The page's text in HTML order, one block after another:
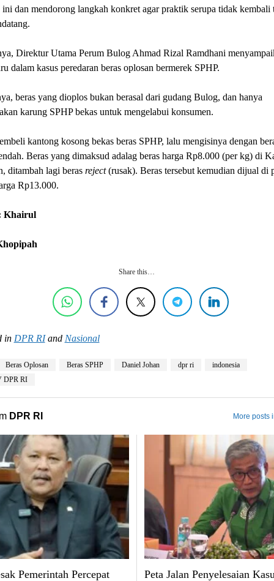
ini dan mendorong langkah konkret agar praktik serupa tidak kembali
Direktur Utama Perum Bulog Ahmad Rizal Ramdhani
dalam kasus peredaran beras oplosan bermerek SPHP.
beras yang dioplos bukan berasal dari gudang Bulog, dan hanya
karung SPHP bekas untuk mengelabui konsumen.
kantong kosong bekas beras SPHP, lalu mengisinya dengan
Beras yang dimaksud adalag beras harga Rp8.000 (per kg) di
ditambah lagi beras reject(rusak). Beras tersebut kemudian dijual di
Rp13.000.
Khairul
Share this…
in DPR RIand Nasional
Beras Oplosan Beras SPHP Daniel Johan dpr ri
indonesia
DPR RI
DPR RI More posts
Pemerintah Percepat
Peta Jalan Penyelesaian